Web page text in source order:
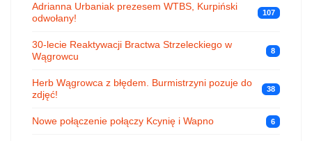
Adrianna Urbaniak prezesem WTBS, Kurpiński
odwołany!
107
30-lecie Reaktywacji Bractwa Strzeleckiego w
Wągrowcu
8
Herb Wągrowca z błędem. Burmistrzyni pozuje do
zdjęć!
38
Nowe połączenie połączy Kcynię i Wapno 6